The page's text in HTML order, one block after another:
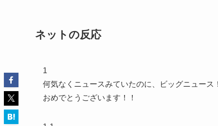
ネットの反応
1
何気なくニュースみていたのに、ビッグニュース
おめでとうございます！！